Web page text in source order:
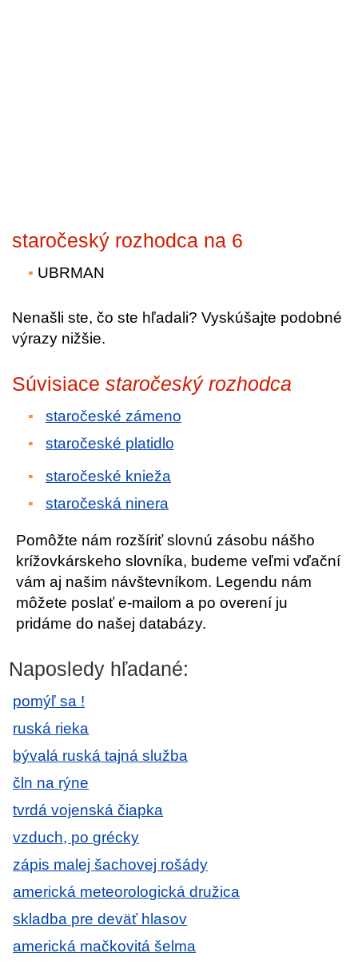
staročeský rozhodca na 6
UBRMAN
Nenašli ste, čo ste hľadali? Vyskúšajte podobné
výrazy nižšie.
Súvisiace staročeský rozhodca
staročeské zámeno
staročeské platidlo
staročeské knieža
staročeská ninera
Pomôžte nám rozšíriť slovnú zásobu nášho
krížovkárskeho slovníka, budeme veľmi vďační
vám aj našim návštevníkom. Legendu nám
môžete poslať e-mailom a po overení ju
pridáme do našej databázy.
Naposledy hľadané:
pomýľ sa !
ruská rieka
bývalá ruská tajná služba
čln na rýne
tvrdá vojenská čiapka
vzduch, po grécky
zápis malej šachovej rošády
americká meteorologická družica
skladba pre deväť hlasov
americká mačkovitá šelma